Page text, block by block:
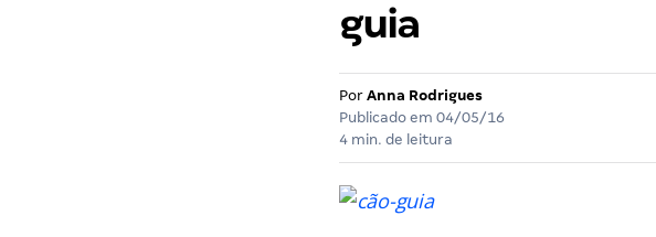
guia
Por Anna Rodrigues
Publicado em 04/05/16
4 min. de leitura